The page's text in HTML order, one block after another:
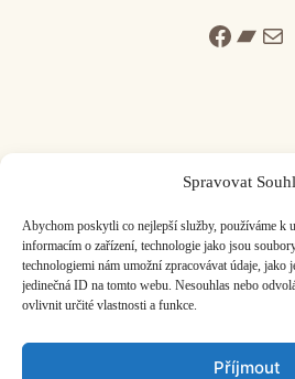
Spravovat
Abychom poskytli co nejlepší služby, používáme k
informacím o zařízení, technologie jako jsou
technologiemi nám umožní zpracovávat údaje, jako
jedinečná ID na tomto webu. Nesouhlas nebo
ovlivnit určité vlastnosti a funkce.
Příjmout
Facebook
Mail
ČASOPIS O JINÉ HUDBĚ | vydává
©2026 HISvoice – design a